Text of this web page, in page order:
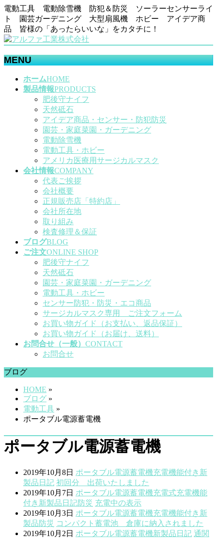
電動工具 電動除雪機 防犯＆防災 ソーラーセンサーライ
ト 園芸ガーデニング 大型扇風機 ホビー アイデア商
品 皆様の「あったらいいな」をカタチに！
MENU
ホームHOME
製品情報PRODUCTS
肥後守ナイフ
天然砥石
アイデア商品・センサー・防犯防災
園芸・家庭菜園・ガーデニング
電動除雪機
電動工具・ホビー
アメリカ医療用サージカルマスク
会社情報COMPANY
代表ご挨拶
会社概要
正規販売店「特約店」
会社所在地
取り組み
検査修理＆保証
ブログBLOG
ご注文ONLINE SHOP
肥後守ナイフ
天然砥石
園芸・家庭菜園・ガーデニング
電動工具・ホビー
センサー防犯・防災・エコ商品
サージカルマスク専用 ご注文フォーム
お買い物ガイド（お支払い、返品保証）
お買い物ガイド（お届け、送料）
お問合せ（一般） CONTACT
お問合せ
ブログ
HOME »
ブログ »
電動工具 »
ポータブル電源蓄電機
ポータブル電源蓄電機
2019年10月8日 ポータブル電源蓄電機充電機能付き 新
製品 日記 初回分 出荷いたしました
2019年10月7日 ポータブル電源蓄電機充電式充電機能
付き 新製品 日記防災 充電中の表示
2019年10月3日 ポータブル電源蓄電機充電機能付き 新
製品防災 コンパクト蓄電池 倉庫に納入されました
2019年10月2日 ポータブル電源蓄電機新製品 日記 通関